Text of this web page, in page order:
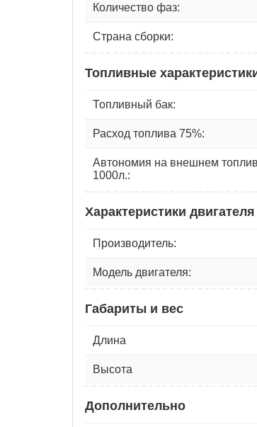
Количество фаз:
Страна сборки:
Топливные
Топливный бак:
Расход топлива 75%:
Автономия на внешнем
1000л.:
Характеристики
Производитель:
Модель двигателя:
Габариты и вес
Длина
Высота
Дополнительно